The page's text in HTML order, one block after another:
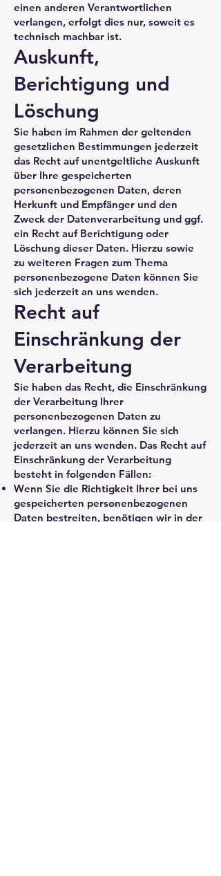
einen anderen Verantwortlichen
verlangen, erfolgt dies nur, soweit es
technisch machbar ist.
Auskunft,
Berichtigung und
Löschung
Sie haben im Rahmen der geltenden
gesetzlichen Bestimmungen jederzeit
das Recht auf unentgeltliche Auskunft
über Ihre gespeicherten
personenbezogenen Daten, deren
Herkunft und Empfänger und den
Zweck der Datenverarbeitung und ggf.
ein Recht auf Berichtigung oder
Löschung dieser Daten. Hierzu sowie
zu weiteren Fragen zum Thema
personenbezogene Daten können Sie
sich jederzeit an uns wenden.
Recht auf
Einschränkung der
Verarbeitung
Sie haben das Recht, die Einschränkung
der Verarbeitung Ihrer
personenbezogenen Daten zu
verlangen. Hierzu können Sie sich
jederzeit an uns wenden. Das Recht auf
Einschränkung der Verarbeitung
besteht in folgenden Fällen:
Wenn Sie die Richtigkeit Ihrer bei uns
gespeicherten personenbezogenen
Daten bestreiten, benötigen wir in der